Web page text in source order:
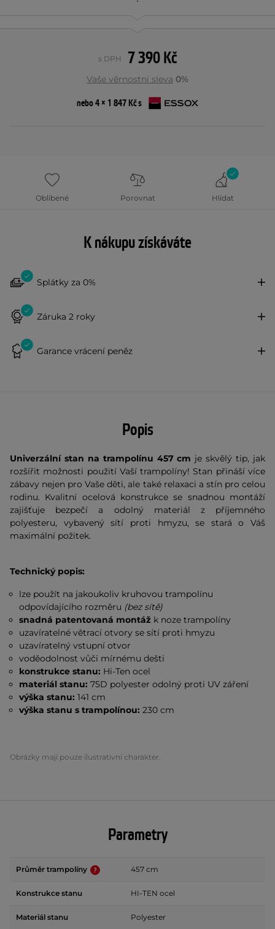
7 390 Kč
s DPH
Vaše věrnostní sleva 0%
nebo 4 × 1 847 Kč s
Oblíbené Porovnat Hlídat
K nákupu získáváte
Splátky za 0%
Záruka 2 roky
Garance vrácení peněz
Popis
Univerzální stan na trampolínu 457 cm je skvělý tip, jak
rozšířit možnosti použití Vaší trampolíny! Stan přináší více
zábavy nejen pro Vaše děti, ale také relaxaci a stín pro celou
rodinu. Kvalitní ocelová konstrukce se snadnou montáží
zajišťuje bezpečí a odolný materiál z příjemného
polyesteru, vybavený sítí proti hmyzu, se stará o Váš
maximální požitek.
Technický popis:
lze použít na jakoukoliv kruhovou trampolínu
odpovídajícího rozměru (bez sítě)
snadná patentovaná montáž k noze trampolíny
uzavíratelné větrací otvory se sítí proti hmyzu
uzavíratelný vstupní otvor
voděodolnost vůči mírnému dešti
konstrukce stanu: Hi-Ten ocel
materiál stanu: 75D polyester odolný proti UV záření
výška stanu:141 cm
výška stanu s trampolínou: 230 cm
Obrázky mají pouze ilustrativní charakter.
Parametry
Průměr trampolíny 457 cm
Konstrukce stanu HI-TEN ocel
Materiál stanu Polyester